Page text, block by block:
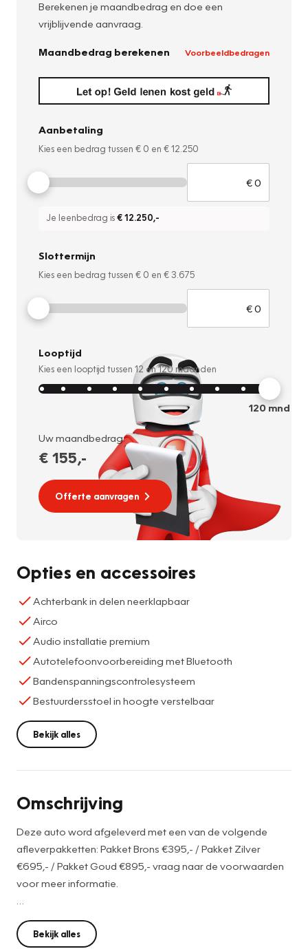
Berekenen je maandbedrag en doe een
vrijblijvende aanvraag.
Maandbedrag berekenen Voorbeeldbedragen
Aanbetaling
Kies een bedrag tussen € 0 en € 12.250
Je leenbedrag is€ 12.250,-
Slottermijn
Kies een bedrag tussen € 0 en € 3.675
Looptijd
Kies een looptijd tussen 12 en120 maanden
120mnd
Uw maandbedrag:
€ 155,-
Offerte aanvragen
Opties en accessoires
Achterbank in delen neerklapbaar
Airco
Audio installatie premium
Autotelefoonvoorbereiding met Bluetooth
Bandenspanningscontrolesysteem
Bestuurdersstoel in hoogte verstelbaar
Bekijk alles
Omschrijving
Deze auto word afgeleverd met een van de volgende
afleverpakketten: Pakket Brons €395,- / Pakket Zilver
€695,- / Pakket Goud €895,- vraag naar de voorwaarden
voor meer informatie.
u kunt natuurlijk ook altijd even bellen of langskomen, de
koffie staat voor u klaar!
Bekijk alles